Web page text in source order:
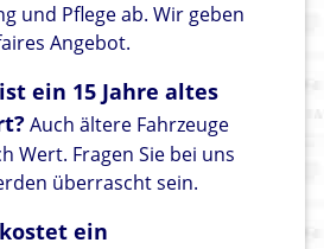
und Pflege ab. Wir geben
Angebot.
ein 15 Jahre altes
Auch ältere Fahrzeuge
Wert. Fragen Sie bei uns
überrascht sein.
ein